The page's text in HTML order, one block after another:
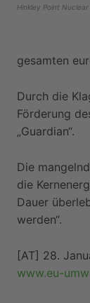
Hinkley Point
gesamten
Durch die
Förderung
„Guardian“.
Die
die
Dauer
werden“.
[AT] 28.
www.eu-